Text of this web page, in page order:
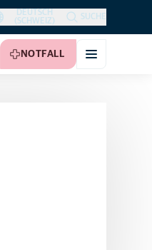
DEUTSCH
(SCHWEIZ)
SUCHE
NOTFALL